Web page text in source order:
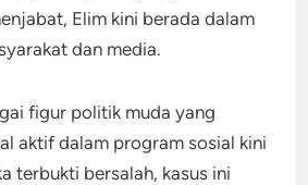
Elim kini berada dalam
dan media.
figur politik muda yang
aktif dalam program sosial kini
terbukti bersalah, kasus ini